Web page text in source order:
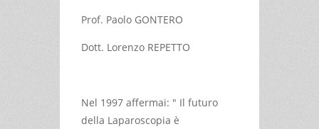
Prof. Paolo GONTERO
Dott. Lorenzo REPETTO
Nel 1997 affermai: " Il futuro
della Laparoscopia è